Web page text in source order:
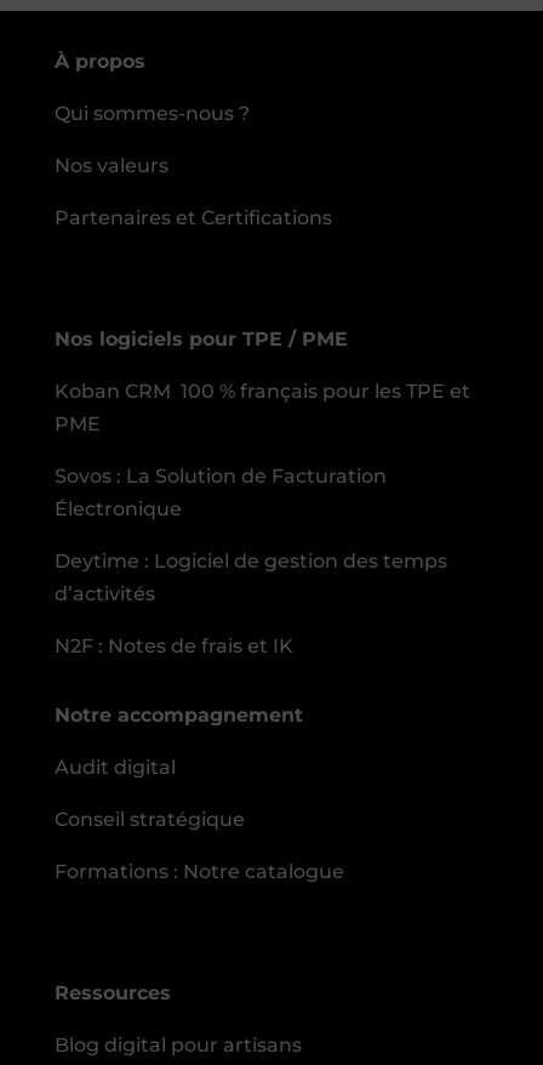
À propos
Qui sommes-nous ?
Nos valeurs
Partenaires et Certifications
Nos logiciels pour TPE / PME
Koban CRM 100 % français pour les TPE et
PME
Sovos : La Solution de Facturation
Électronique
Deytime : Logiciel de gestion des temps
d’activités
N2F : Notes de frais et IK
Notre accompagnement
Audit digital
Conseil stratégique
Formations : Notre catalogue
Ressources
Blog digital pour artisans